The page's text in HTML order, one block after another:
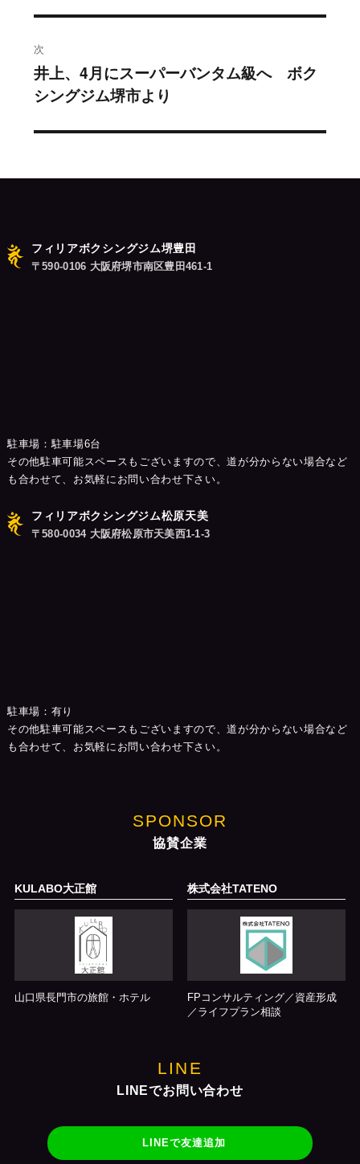
ビ
ゲ
ー
稿:
次
次
の
井上、4月にスーパーバンタム級へ ボク
シングジム堺市より
フィリアボクシングジム堺豊田
〒590-0106 大阪府堺市南区豊田461-1
駐車場：駐車場6台
その他駐車可能スペースもございますので、道が分からない場合など
も合わせて、お気軽にお問い合わせ下さい。
フィリアボクシングジム松原天美
〒580-0034 大阪府松原市天美西1-1-3
駐車場：有り
その他駐車可能スペースもございますので、道が分からない場合など
も合わせて、お気軽にお問い合わせ下さい。
SPONSOR
協賛企業
KULABO大正館
山口県長門市の旅館・ホテル
株式会社TATENO
FPコンサルティング／資産形成
／ライフプラン相談
LINE
LINEでお問い合わせ
LINEで友達追加